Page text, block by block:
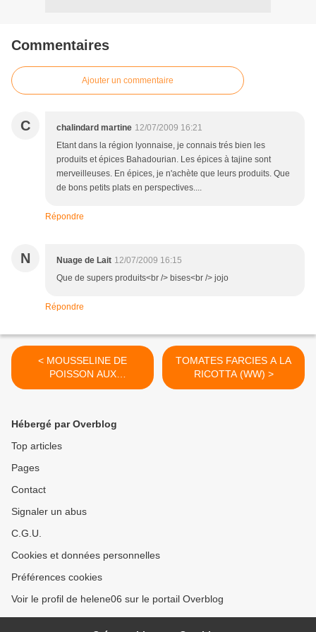
Commentaires
Ajouter un commentaire
C chalindard martine 12/07/2009 16:21
Etant dans la région lyonnaise, je connais trés bien les
produits et épices Bahadourian. Les épices à tajine sont
merveilleuses. En épices, je n'achète que leurs produits. Que
de bons petits plats en perspectives....
Répondre
N Nuage de Lait 12/07/2009 16:15
Que de supers produits<br /> bises<br /> jojo
Répondre
< MOUSSELINE DE
POISSON AUX
CREVETTES
TOMATES FARCIES A LA
RICOTTA (WW) >
Hébergé par Overblog
Top articles
Pages
Contact
Signaler un abus
C.G.U.
Cookies et données personnelles
Préférences cookies
Voir le profil de helene06 sur le portail Overblog